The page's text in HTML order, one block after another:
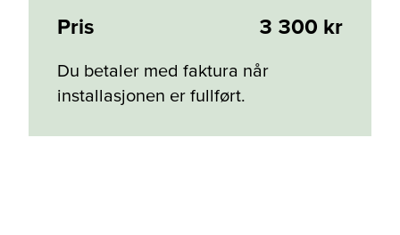
Pris 3 300 kr
Du betaler med faktura når
installasjonen er fullført.